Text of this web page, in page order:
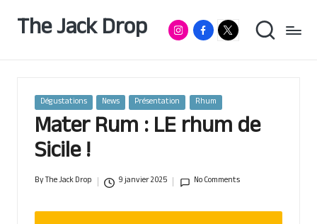
The Jack Drop
Passionné
spiritueux,
basé
InstagramFacebook
RumX
App
Posted
in
Dégustations News Présentation Rhum
Mater Rum : LE rhum de
Sicile !
Posted
ByThe Jack Drop 9 janvier 2025 No Comments